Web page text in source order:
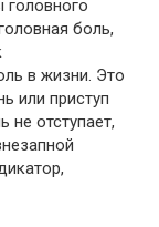
боль,
в жизни. Это
или приступ
не отступает,